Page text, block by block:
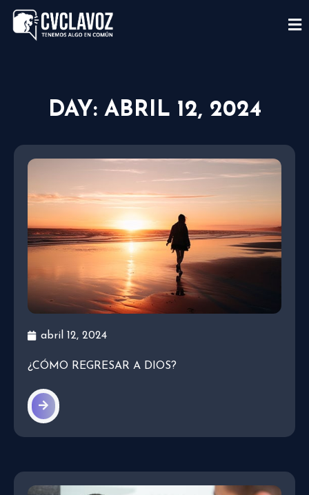
DAY: ABRIL 12, 2024
abril 12, 2024
¿CÓMO REGRESAR A DIOS?